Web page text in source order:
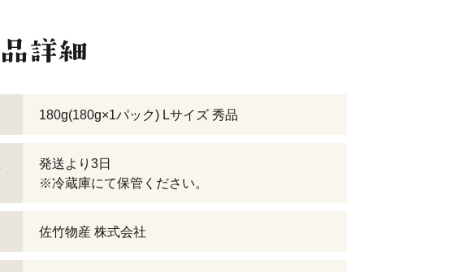
180g(180g×1パック) Lサイズ 秀品
発送より3日
※冷蔵庫にて保管ください。
佐竹物産 株式会社